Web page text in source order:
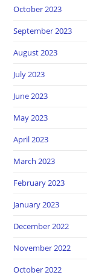
October 2023
September 2023
August 2023
July 2023
June 2023
May 2023
April 2023
March 2023
February 2023
January 2023
December 2022
November 2022
October 2022